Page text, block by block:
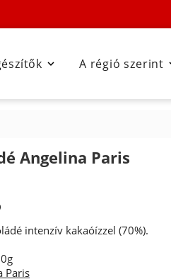
 A régió szerint
Angelina Paris
intenzív kakaóízzel (70%).
Paris